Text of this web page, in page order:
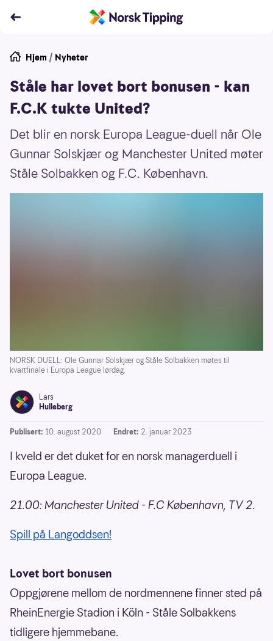
Hjem / Nyheter
Ståle har lovet bort bonusen - kan
F.C.K tukte United?
Det blir en norsk Europa League-duell når Ole
Gunnar Solskjær og Manchester United møter
Ståle Solbakken og F.C. København.
NORSK DUELL: Ole Gunnar Solskjær og Ståle Solbakken møtes til
kvartfinale i Europa League lørdag.
Lars
Hulleberg
Publisert: 10. august 2020 Endret: 2. januar 2023
I kveld er det duket for en norsk managerduell i
Europa League.
21.00: Manchester United - F.C København, TV 2.
Spill på Langoddsen!
Lovet bort bonusen
Oppgjørene mellom de nordmennene finner sted på
RheinEnergie Stadion i Köln - Ståle Solbakkens
tidligere hjemmebane.